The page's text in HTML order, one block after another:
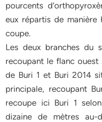
pourcents
eux répartis de
coupe.
Les deux branches du
recoupant le flanc
de Buri 1 et Buri 2014
principale, recoupant
recoupe ici Buri 1
dizaine de mètres au-